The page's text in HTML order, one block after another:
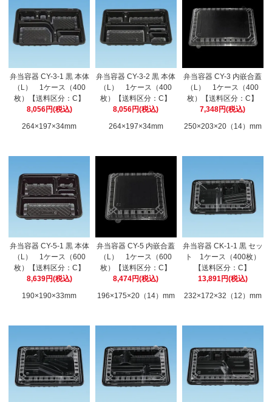
弁当容器 CY-3-1 黒 本体
（L） 1ケース（400
枚）【送料区分：C】
8,056円(税込)
264×197×34mm
弁当容器 CY-3-2 黒 本体
（L） 1ケース（400
枚）【送料区分：C】
8,056円(税込)
264×197×34mm
弁当容器 CY-3 内嵌合蓋
（L） 1ケース（400
枚）【送料区分：C】
7,348円(税込)
250×203×20（14）mm
弁当容器 CY-5-1 黒 本体
（L） 1ケース（600
枚）【送料区分：C】
8,639円(税込)
190×190×33mm
弁当容器 CY-5 内嵌合蓋
（L） 1ケース（600
枚）【送料区分：C】
8,474円(税込)
196×175×20（14）mm
弁当容器 CK-1-1 黒 セッ
ト 1ケース（400枚）
【送料区分：C】
13,891円(税込)
232×172×32（12）mm